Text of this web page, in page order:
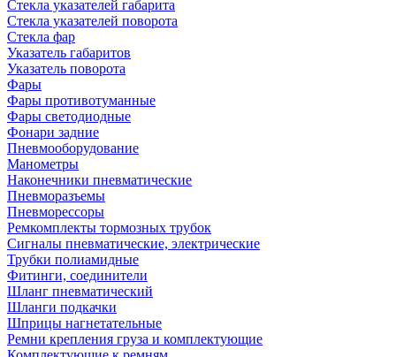
Стекла указателей габарита
Стекла указателей поворота
Стекла фар
Указатель габаритов
Указатель поворота
Фары
Фары противотуманные
Фары светодиодные
Фонари задние
Пневмооборудование
Манометры
Наконечники пневматические
Пневморазъемы
Пневморессоры
Ремкомплекты тормозных трубок
Сигналы пневматические, электрические
Трубки полиамидные
Фитинги, соединители
Шланг пневматический
Шланги подкачки
Шприцы нагнетательные
Ремни крепления груза и комплектующие